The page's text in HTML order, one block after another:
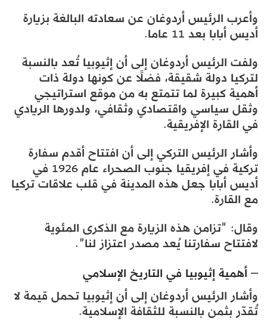
وأعرب الرئيس أردوغان عن سعادته البالغة بزيارة
أديس أبابا بعد 11 عاما.
ولفت الرئيس أردوغان إلى أن إثيوبيا تُعد بالنسبة
لتركيا دولة شقيقة، فضلًا عن كونها دولة ذات
أهمية كبيرة لما تتمتع به من موقع استراتيجي
وثقل سياسي واقتصادي وثقافي، ولدورها الريادي
في القارة الإفريقية.
وأشار الرئيس التركي إلى أن افتتاح أقدم سفارة
تركية في إفريقيا جنوب الصحراء عام 1926 في
أديس أبابا جعل هذه المدينة في قلب علاقات تركيا
مع القارة.
وقال: “تزامن هذه الزيارة مع الذكرى المئوية
لافتتاح سفارتنا يُعد مصدر اعتزاز لنا”.
– أهمية إثيوبيا في التاريخ الإسلامي
وأشار الرئيس أردوغان إلى أن إثيوبيا تحمل قيمة لا
تُقدّر بثمن بالنسبة للثقافة الإسلامية.